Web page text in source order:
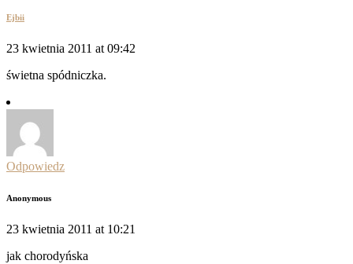
Ejbii
23 kwietnia 2011 at 09:42
świetna spódniczka.
Odpowiedz
Anonymous
23 kwietnia 2011 at 10:21
jak chorodyńska